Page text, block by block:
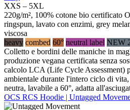
XXS – 5XL
220g/m², 100% cotone bio certificato
ringspun, lavato con enzimi, grey
viscosa
heavy combed 60° neutral label NEW
Colletto e bordini delle maniche in
produzione vegana certificata senza
calcolo LCA (Life Cycle Assessment)
ambientale durante l'intero ciclo di
neutra, lavabile a 60°, adatta
OCS RCS Hoodie | Untagged